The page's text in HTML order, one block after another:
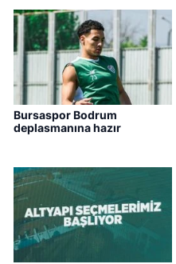
Bursaspor Bodrum
deplasmanına hazır